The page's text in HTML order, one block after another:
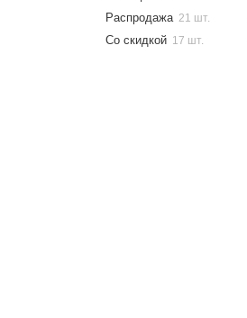
Распродажа 21 шт.
Со скидкой 17 шт.